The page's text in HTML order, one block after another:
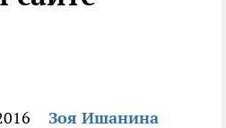
Зоя Ишанина